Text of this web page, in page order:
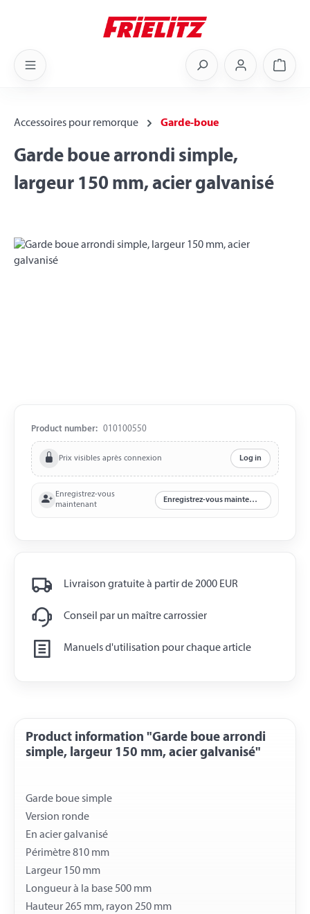
Accessoires pour remorque Garde-boue
Garde boue arrondi simple,
largeur 150 mm, acier galvanisé
Skip image gallery
Product number: 010100550
Prix visibles après connexion Log in
Enregistrez-vous
maintenant
Enregistrez-vous maintenant
Livraison gratuite à partir de 2000 EUR
Conseil par un maître carrossier
Manuels d'utilisation pour chaque article
Product information "Garde boue arrondi
simple, largeur 150 mm, acier galvanisé"
Garde boue simple
Version ronde
En acier galvanisé
Périmètre 810 mm
Largeur 150 mm
Longueur à la base 500 mm
Hauteur 265 mm, rayon 250 mm